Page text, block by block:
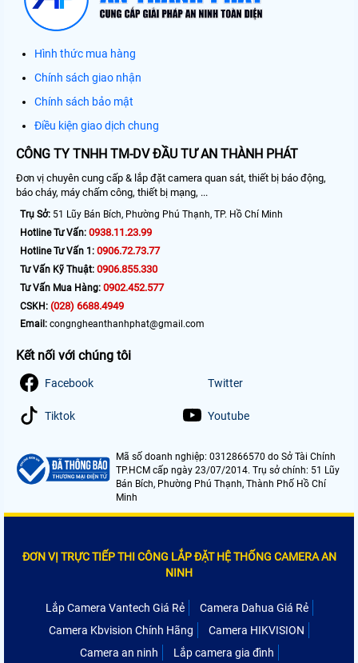
Hình thức mua hàng
Chính sách giao nhận
Chính sách bảo mật
Điều kiện giao dịch chung
CÔNG TY TNHH TM-DV ĐẦU TƯ AN THÀNH PHÁT
Đơn vị chuyên cung cấp & lắp đặt camera quan sát, thiết bị báo động,
báo cháy, máy chấm công, thiết bị mạng, ...
Trụ Sở: 51 Lũy Bán Bích, Phường Phú Thạnh, TP. Hồ Chí Minh
Hotline Tư Vấn: 0938.11.23.99
Hotline Tư Vấn 1: 0906.72.73.77
Tư Vấn Kỹ Thuật: 0906.855.330
Tư Vấn Mua Hàng: 0902.452.577
CSKH: (028) 6688.4949
Email: congngheanthanhphat@gmail.com
Kết nối với chúng tôi
Facebook Twitter
Tiktok Youtube
Mã số doanh nghiệp: 0312866570 do Sở Tài Chính
TP.HCM cấp ngày 23/07/2014. Trụ sở chính: 51 Lũy
Bán Bích, Phường Phú Thạnh, Thành Phố Hồ Chí
Minh
ĐƠN VỊ TRỰC TIẾP THI CÔNG LẮP ĐẶT HỆ THỐNG CAMERA AN
NINH
Lắp Camera Vantech Giá Rẻ
Camera Dahua Giá Rẻ
Camera Kbvision Chính Hãng
Camera HIKVISION
Camera an ninh
Lắp camera gia đình